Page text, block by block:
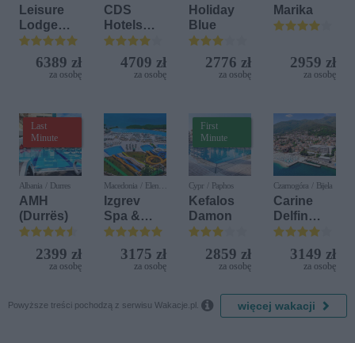
Leisure
Lodge
Beach &
Golf
Resort by
6389 zł
za osobę
CDS
Hotels
Terrasini
(ex. Citta
del Mare)
4709 zł
za osobę
Holiday
Blue
2776 zł
za osobę
Marika
2959 zł
za osobę
Last
Minute
Albania / Durres
AMH
(Durrës)
2399 zł
za osobę
Macedonia / Elen
Kamen
Izgrev
Spa &
Aquapark
3175 zł
za osobę
First
Minute
Cypr / Paphos
Kefalos
Damon
2859 zł
za osobę
Czarnogóra / Bijela
Carine
Delfin
Bijela (ex.
Iberostar
Bijela
3149 zł
za osobę
Powyższe treści pochodzą z serwisu Wakacje.pl.  więcej wakacji